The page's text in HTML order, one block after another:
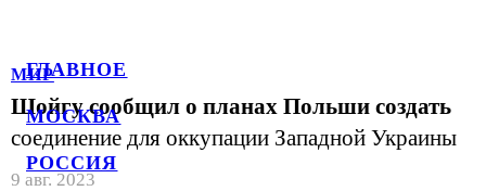
ГЛАВНОЕ
МОСКВА
РОССИЯ
МИР
Шойгу сообщил о планах Польши создать
соединение для оккупации Западной Украины
9 авг. 2023